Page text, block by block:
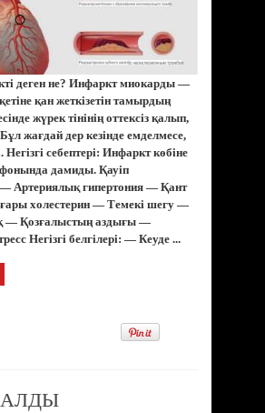
деген не? Инфаркт миокарды —
қан жеткізетін тамырдың
жүрек тінінің оттексіз қалып,
жағдай дер кезінде емделмесе,
Негізгі себептері: Инфаркт көбіне
фонында дамиды. Қауіп
Артериялық гипертония — Қант
холестерин — Темекі шегу —
— Қозғалыстың аздығы —
Негізгі белгілері: — Кеуде ...